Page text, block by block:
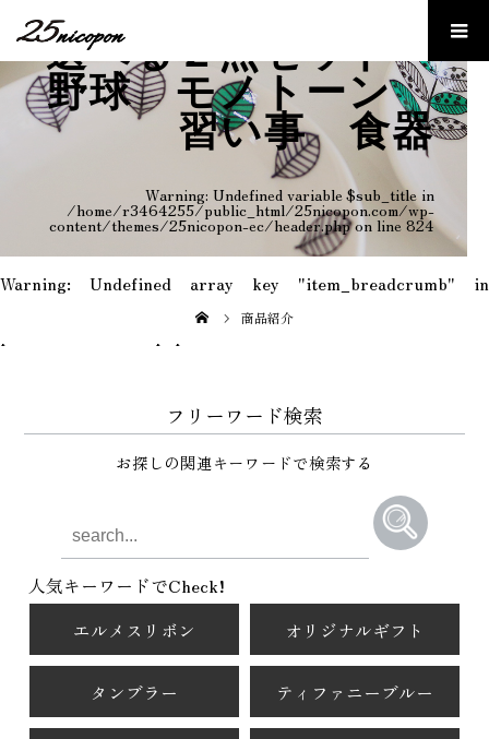
選べる２点セット
野球 モノトーン
習い事 食器
Warning: Undefined variable $sub_title in
/home/r3464255/public_html/25nicopon.com/wp-
content/themes/25nicopon-ec/header.phpon line824
Warning: Undefined array key "item_breadcrumb" in
/home/r3464255/public_html/25nicopon.com/wp-
content/themes/25nicopon-ec/template-
商品紹介
フリーワード検索
お探しの関連キーワードで検索する
人気キーワードでCheck!
エルメスリボン
オリジナルギフト
タンブラー ティファニーブルー